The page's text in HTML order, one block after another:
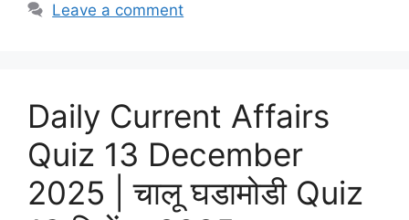
Leave a comment
Daily Current Affairs
Quiz 13 December
2025 | चालू घडामोडी Quiz